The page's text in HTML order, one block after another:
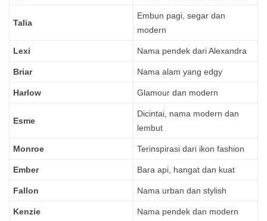
Talia
Embun pagi, segar dan
modern
Lexi Nama pendek dari Alexandra
Briar Nama alam yang edgy
Harlow Glamour dan modern
Esme
Dicintai, nama modern dan
lembut
Monroe Terinspirasi dari ikon fashion
Ember Bara api, hangat dan kuat
Fallon Nama urban dan stylish
Kenzie Nama pendek dan modern